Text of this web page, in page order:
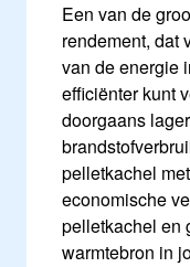
Een van de
rendement, dat
van de energie
efficiënter kunt
doorgaans
pelletkachel
economische
pelletkachel en
warmtebron in